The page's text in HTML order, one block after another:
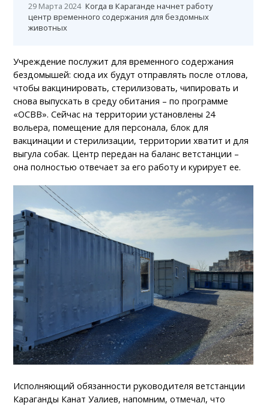
29 Марта 2024 Когда в Караганде начнет работу
центр временного содержания для бездомных
животных
Учреждение послужит для временного содержания
бездомышей: сюда их будут отправлять после отлова,
чтобы вакцинировать, стерилизовать, чипировать и
снова выпускать в среду обитания – по программе
«ОСВВ». Сейчас на территории установлены 24
вольера, помещение для персонала, блок для
вакцинации и стерилизации, территории хватит и для
выгула собак. Центр передан на баланс ветстанции –
она полностью отвечает за его работу и курирует ее.
Исполняющий обязанности руководителя ветстанции
Караганды Канат Уалиев, напомним, отмечал, что